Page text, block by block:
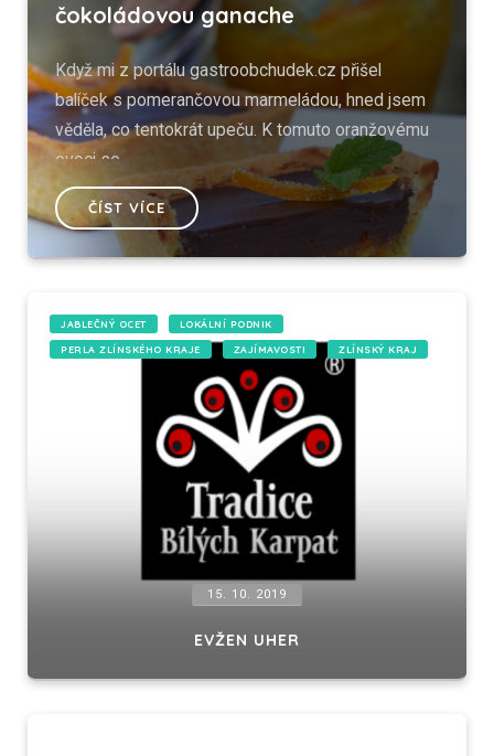
čokoládovou ganache
Když mi z portálu gastroobchudek.cz přišel
balíček s pomerančovou marmeládou, hned jsem
věděla, co tentokrát upeču. K tomuto oranžovému
ovoci se...
ČÍST VÍCE
JABLEČNÝ OCET LOKÁLNÍ PODNIK
PERLA ZLÍNSKÉHO KRAJE ZAJÍMAVOSTI ZLÍNSKÝ KRAJ
15. 10. 2019
EVŽEN UHER